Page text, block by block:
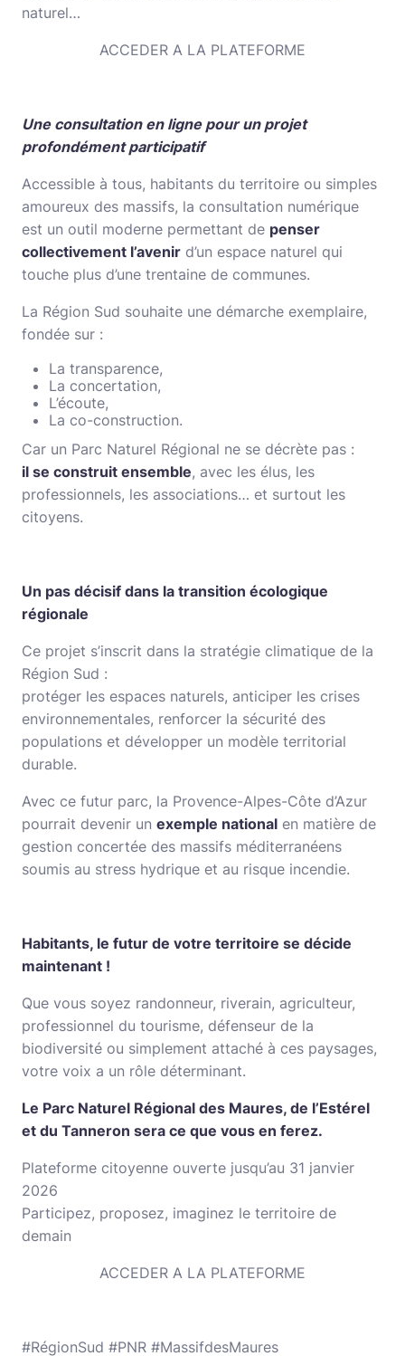
naturel…
ACCEDER A LA PLATEFORME
Une consultation en ligne pour un projet
profondément participatif
Accessible à tous, habitants du territoire ou simples
amoureux des massifs, la consultation numérique
est un outil moderne permettant de penser
collectivement l’avenir d’un espace naturel qui
touche plus d’une trentaine de communes.
La Région Sud souhaite une démarche exemplaire,
fondée sur :
La transparence,
La concertation,
L’écoute,
La co-construction.
Car un Parc Naturel Régional ne se décrète pas :
il se construit ensemble, avec les élus, les
professionnels, les associations… et surtout les
citoyens.
Un pas décisif dans la transition écologique
régionale
Ce projet s’inscrit dans la stratégie climatique de la
Région Sud :
protéger les espaces naturels, anticiper les crises
environnementales, renforcer la sécurité des
populations et développer un modèle territorial
durable.
Avec ce futur parc, la Provence-Alpes-Côte d’Azur
pourrait devenir un exemple national en matière de
gestion concertée des massifs méditerranéens
soumis au stress hydrique et au risque incendie.
Habitants, le futur de votre territoire se décide
maintenant !
Que vous soyez randonneur, riverain, agriculteur,
professionnel du tourisme, défenseur de la
biodiversité ou simplement attaché à ces paysages,
votre voix a un rôle déterminant.
Le Parc Naturel Régional des Maures, de l’Estérel
et du Tanneron sera ce que vous en ferez.
Plateforme citoyenne ouverte jusqu’au 31 janvier
2026
Participez, proposez, imaginez le territoire de
demain
ACCEDER A LA PLATEFORME
#RégionSud #PNR #MassifdesMaures